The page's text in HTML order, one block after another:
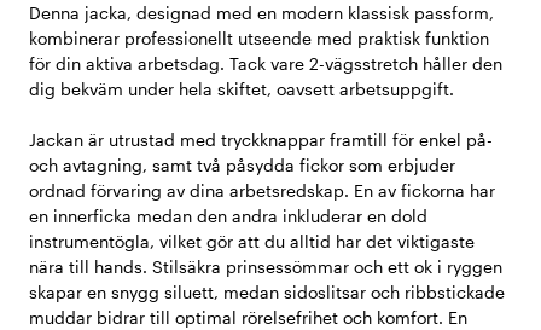
Denna jacka, designad med en modern klassisk passform,
kombinerar professionellt utseende med praktisk funktion
för din aktiva arbetsdag. Tack vare 2-vägsstretch håller den
dig bekväm under hela skiftet, oavsett arbetsuppgift.
Jackan är utrustad med tryckknappar framtill för enkel på-
och avtagning, samt två påsydda fickor som erbjuder
ordnad förvaring av dina arbetsredskap. En av fickorna har
en innerficka medan den andra inkluderar en dold
instrumentögla, vilket gör att du alltid har det viktigaste
nära till hands. Stilsäkra prinsessömmar och ett ok i ryggen
skapar en snygg siluett, medan sidoslitsar och ribbstickade
muddar bidrar till optimal rörelsefrihet och komfort. En